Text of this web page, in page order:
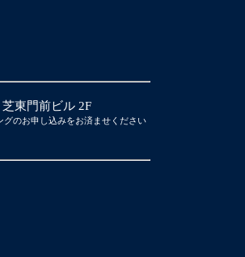
東門前ビル 2F
のお申し込みをお済ませください